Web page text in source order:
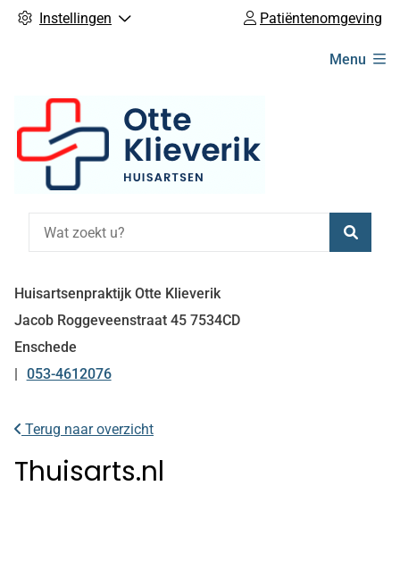
Instellingen Patiëntenomgeving
Menu
Huisartsenpraktijk Otte Klieverik
Jacob Roggeveenstraat 45 7534CD
Enschede
Tel:
053-4612076
Terug naar overzicht
Thuisarts.nl